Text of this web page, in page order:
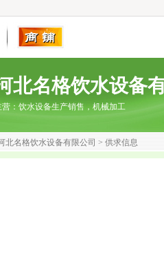
北名格饮水设备
： 饮水设备生产销售，机械加工
北名格饮水设备有限公司 > 供求信息